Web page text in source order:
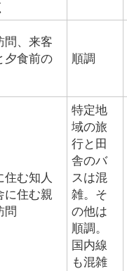
問、来客
夕食前の
順調
住む知人
に住む親
問
特定地
域の旅
行と田
舎のバ
スは混
雑。そ
の他は
順調。
国内線
も混雑